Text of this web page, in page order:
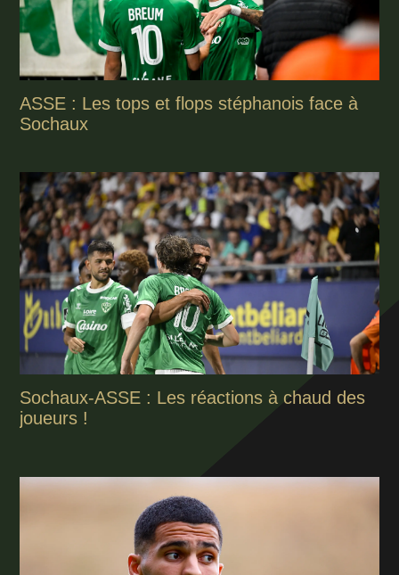
ASSE : Les tops et flops stéphanois face à
Sochaux
Sochaux-ASSE : Les réactions à chaud des
joueurs !